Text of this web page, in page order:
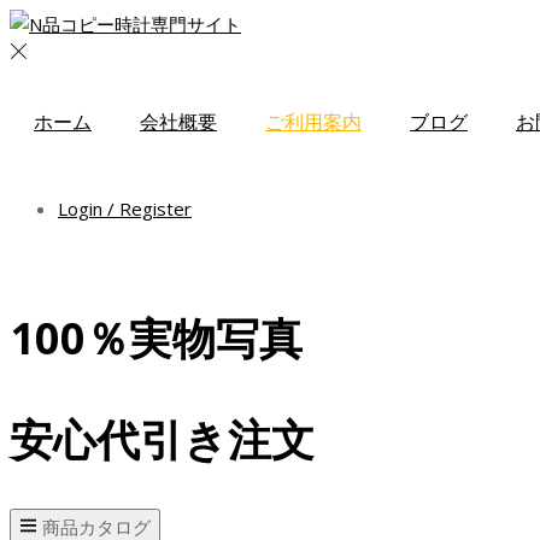
ホーム 会社概要 ご利用案内 ブログ
Login / Register
100％実物写真
安心代引き注文
商品カタログ